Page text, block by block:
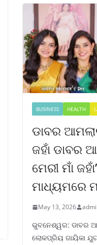
BUSINESS HEALTH
ଡାବର
ଜହାଁ ଡାବର
ମେରୀ ମାଁ
ମାଧ୍ୟମରେ
May 13, 2026
ଭୁବନେଶ୍ୱର: ଡାବର
ଲୋକପ୍ରିୟ ଗାୟିକା